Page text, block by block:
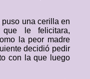
una cerilla en
le felicitara,
la peor madre
decidió pedir
con la que luego